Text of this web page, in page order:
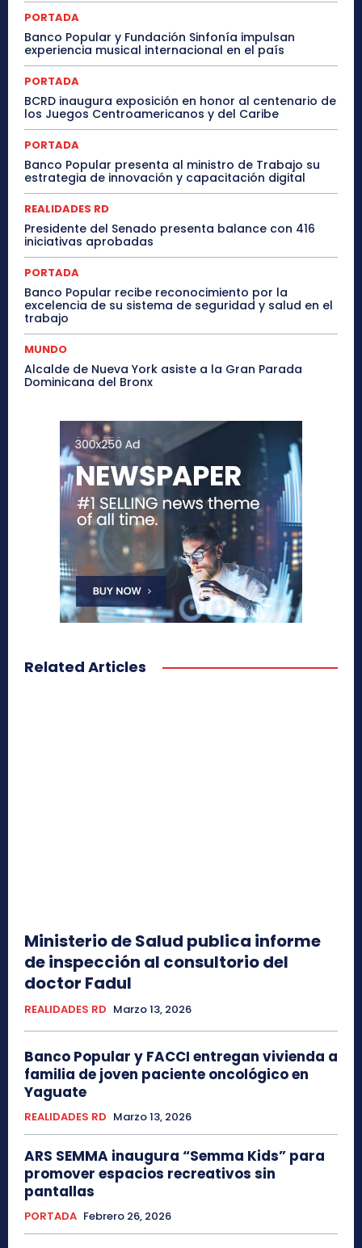
PORTADA
Banco Popular y Fundación Sinfonía impulsan
experiencia musical internacional en el país
PORTADA
BCRD inaugura exposición en honor al centenario de
los Juegos Centroamericanos y del Caribe
PORTADA
Banco Popular presenta al ministro de Trabajo su
estrategia de innovación y capacitación digital
REALIDADES RD
Presidente del Senado presenta balance con 416
iniciativas aprobadas
PORTADA
Banco Popular recibe reconocimiento por la
excelencia de su sistema de seguridad y salud en el
trabajo
MUNDO
Alcalde de Nueva York asiste a la Gran Parada
Dominicana del Bronx
Related Articles
Ministerio de Salud publica informe
de inspección al consultorio del
doctor Fadul
REALIDADES RD Marzo 13, 2026
Banco Popular y FACCI entregan vivienda a
familia de joven paciente oncológico en
Yaguate
REALIDADES RD Marzo 13, 2026
ARS SEMMA inaugura “Semma Kids” para
promover espacios recreativos sin
pantallas
PORTADA Febrero 26, 2026